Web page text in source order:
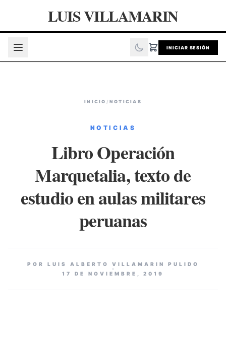
LUIS VILLAMARIN
INICIAR SESIÓN
INICIO / NOTICIAS
NOTICIAS
Libro Operación
Marquetalia, texto de
estudio en aulas militares
peruanas
POR LUIS ALBERTO VILLAMARIN PULIDO
17 DE NOVIEMBRE, 2019